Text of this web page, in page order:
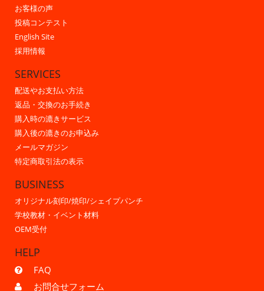
お客様の声
投稿コンテスト
English Site
採用情報
SERVICES
配送やお支払い方法
返品・交換のお手続き
購入時の漉きサービス
購入後の漉きのお申込み
メールマガジン
特定商取引法の表示
BUSINESS
オリジナル刻印/焼印/シェイプパンチ
学校教材・イベント材料
OEM受付
HELP
FAQ
お問合せフォーム